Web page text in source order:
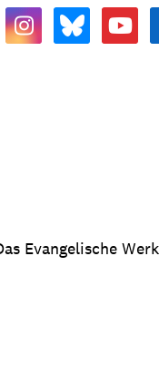
Evangelische